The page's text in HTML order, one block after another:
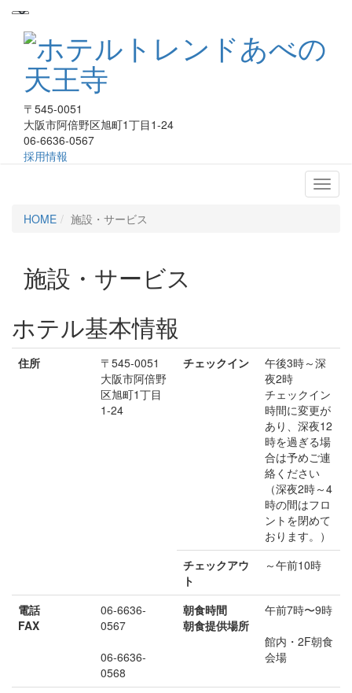
〒545-0051
大阪市阿倍野区旭町1丁目1-24
06-6636-0567
採用情報
HOME 施設・サービス
施設・サービス
ホテル基本情報
住所
〒545-0051
大阪市阿倍野
区旭町1丁目
1-24
チェックイン
午後3時～深
夜2時
チェックイン
時間に変更が
あり、深夜12
時を過ぎる場
合は予めご連
絡ください
（深夜2時～4
時の間はフロ
ントを閉めて
おります。）
チェックアウ
ト
～午前10時
電話
FAX
06-6636-
0567
06-6636-
0568
朝食時間
朝食提供場所
午前7時〜9時
館内・2F朝食
会場